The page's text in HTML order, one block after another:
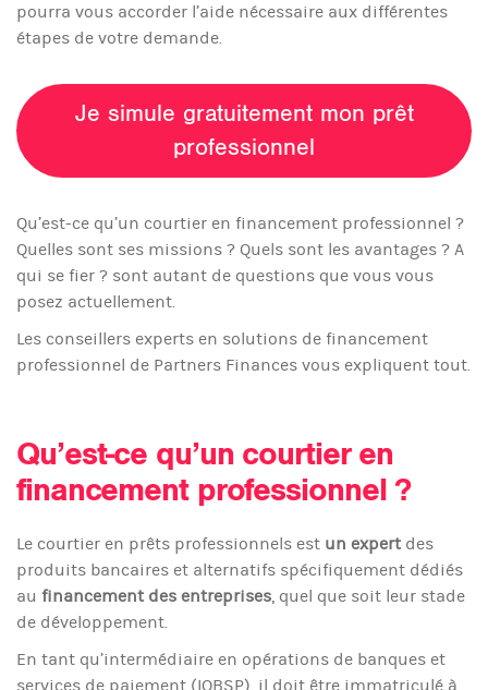
pourra vous accorder l’aide nécessaire aux différentes
étapes de votre demande.
Je simule gratuitement mon prêt
professionnel
Qu’est-ce qu’un courtier en financement professionnel ?
Quelles sont ses missions ? Quels sont les avantages ? A
qui se fier ? sont autant de questions que vous vous
posez actuellement.
Les conseillers experts en solutions de financement
professionnel de Partners Finances vous expliquent tout.
Qu’est-ce qu’un courtier en
financement professionnel ?
Le courtier en prêts professionnels est un expert des
produits bancaires et alternatifs spécifiquement dédiés
au financement des entreprises, quel que soit leur stade
de développement.
En tant qu’intermédiaire en opérations de banques et
services de paiement (IOBSP), il doit être immatriculé à